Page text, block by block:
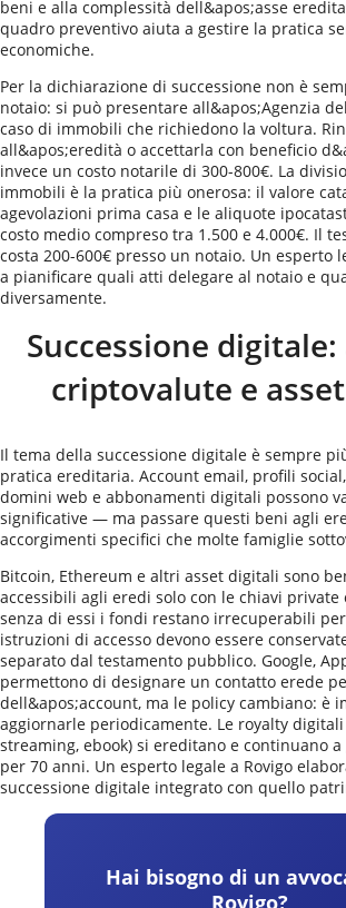
beni e alla complessità dell&apos;asse
quadro preventivo aiuta a gestire la pratica
economiche.
Per la dichiarazione di successione non è
notaio: si può presentare all&apos;Agenzia
caso di immobili che richiedono la voltura.
all&apos;eredità o accettarla con beneficio
invece un costo notarile di 300-800€. La
immobili è la pratica più onerosa: il valore
agevolazioni prima casa e le aliquote
costo medio compreso tra 1.500 e 4.000€. Il
costa 200-600€ presso un notaio. Un esperto
a pianificare quali atti delegare al notaio e
diversamente.
Successione
criptovalute e
Il tema della successione digitale è sempre
pratica ereditaria. Account email, profili
domini web e abbonamenti digitali possono
significative — ma passare questi beni agli
accorgimenti specifici che molte famiglie
Bitcoin, Ethereum e altri asset digitali sono
accessibili agli eredi solo con le chiavi private
senza di essi i fondi restano irrecuperabili
istruzioni di accesso devono essere
separato dal testamento pubblico. Google,
permettono di designare un contatto erede
dell&apos;account, ma le policy cambiano: è
aggiornarle periodicamente. Le royalty digitali
streaming, ebook) si ereditano e continuano
per 70 anni. Un esperto legale a Rovigo
successione digitale integrato con quello
Hai bisogno di un